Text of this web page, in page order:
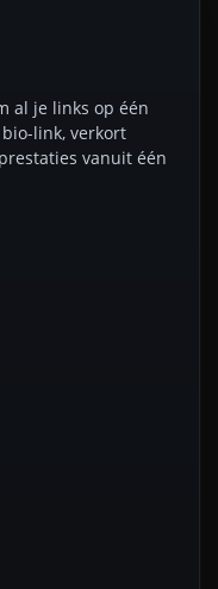
al je links op één
link, verkort
vanuit één